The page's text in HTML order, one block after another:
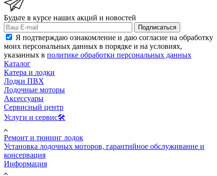
Будьте в курсе наших акций и новостей
Подписаться
Я подтверждаю ознакомление и даю согласие на обработку
моих персональных данных в порядке и на условиях,
указанных в политике обработки персональных данных
Каталог
Катера и лодки
Лодки ПВХ
Лодочные моторы
Аксессуары
Сервисный центр
Услуги и сервис🛠️
Ремонт и тюнинг лодок
Установка лодочных моторов, гарантийное обслуживание и
консервация
Информация